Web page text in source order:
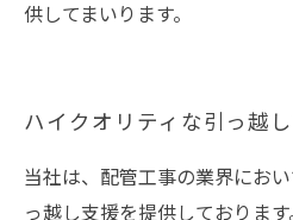
供してまいります。
ハイクオリティな引っ越
当社は、配管工事の業界にお
っ越し支援を提供しておりま